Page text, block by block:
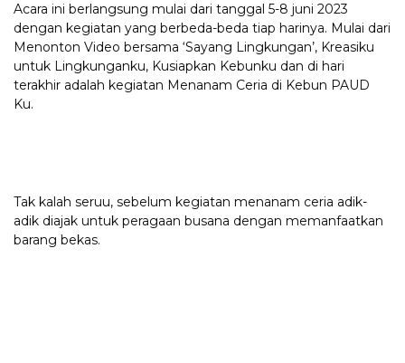
Acara ini berlangsung mulai dari tanggal 5-8 juni 2023
dengan kegiatan yang berbeda-beda tiap harinya. Mulai dari
Menonton Video bersama ‘Sayang Lingkungan’, Kreasiku
untuk Lingkunganku, Kusiapkan Kebunku dan di hari
terakhir adalah kegiatan Menanam Ceria di Kebun PAUD
Ku.
Tak kalah seruu, sebelum kegiatan menanam ceria adik-
adik diajak untuk peragaan busana dengan memanfaatkan
barang bekas.